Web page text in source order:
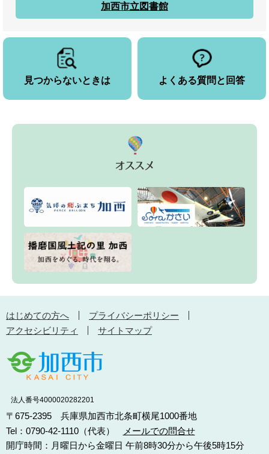
加西市立図書館
見つからないときは よくある質問と回答
はじめての方へ
プライバシーポリシー
アクセシビリティ
サイトマップ
法人番号4000020282201
〒675-2395 兵庫県加西市北条町横尾1000番地
Tel：0790-42-1110（代表）
メールでの問合せ
開庁時間：月曜日から金曜日 午前8時30分から午後5時15分